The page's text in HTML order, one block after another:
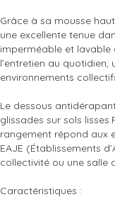
Grâce à sa mousse
une excellente tenue
imperméable et lavable
l’entretien au
environnements
Le dessous
glissades sur sols
rangement répond aux
EAJE (Établissements
collectivité ou une salle
Caractéristiques :